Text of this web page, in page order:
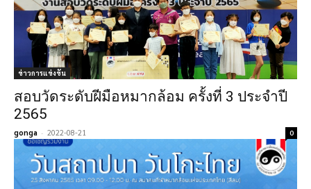
ข่าวการแข่งขัน
สอบวัดระดับฝีมือหมากล้อม ครั้งที่ 3 ประจำปี
2565
gonga - 2022-08-21 0